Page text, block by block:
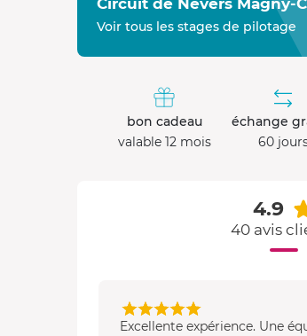
Circuit de Nevers Magny-
Voir tous les stages de pilotage
bon cadeau
valable 12 mois
échange
60
4.9
40 avis
Excellente expérience. Une